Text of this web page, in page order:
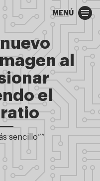
MENÚ
al
el
sencillo””